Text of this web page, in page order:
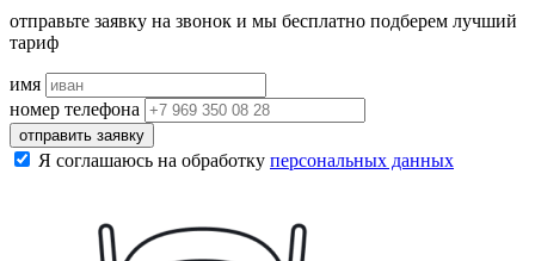
отправьте заявку на звонок и мы бесплатно подберем лучший
тариф
имя
номер телефона
отправить заявку
Я соглашаюсь на обработку персональных данных